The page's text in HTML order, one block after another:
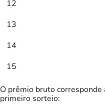
12
13
14
15
O prêmio bruto corresponde
primeiro sorteio: